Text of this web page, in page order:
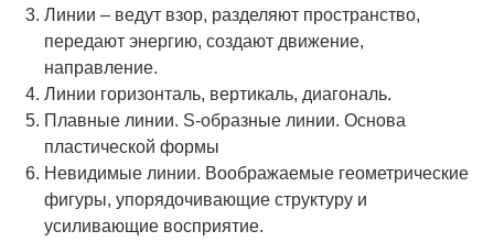
Линии – ведут взор, разделяют пространство,
передают энергию, создают движение,
направление.
Линии горизонталь, вертикаль, диагональ.
Плавные линии. S-образные линии. Основа
пластической формы
Невидимые линии. Воображаемые геометрические
фигуры, упорядочивающие структуру и
усиливающие восприятие.